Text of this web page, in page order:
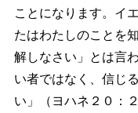
ことになります。イ
たはわたしのことを
解しなさい」とは言
い者ではなく、信じ
い」（ヨハネ２０：